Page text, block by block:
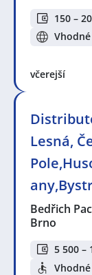
150 –
včerejší
Lesná,
Bedřich
Brno
5 500 –